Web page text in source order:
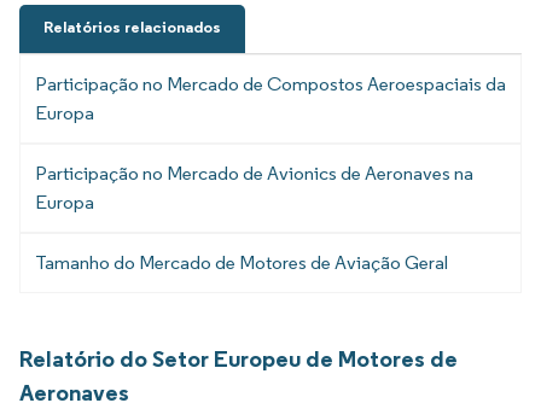
Relatórios relacionados
Participação no Mercado de Compostos Aeroespaciais da
Europa
Participação no Mercado de Avionics de Aeronaves na
Europa
Tamanho do Mercado de Motores de Aviação Geral
Relatório do Setor Europeu de Motores de
Aeronaves